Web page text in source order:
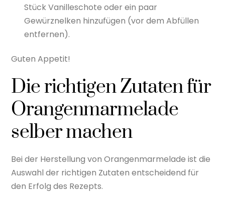
Stück Vanilleschote oder ein paar
Gewürznelken hinzufügen (vor dem Abfüllen
entfernen).
Guten Appetit!
Die richtigen Zutaten für
Orangenmarmelade
selber machen
Bei der Herstellung von Orangenmarmelade ist die
Auswahl der richtigen Zutaten entscheidend für
den Erfolg des Rezepts.